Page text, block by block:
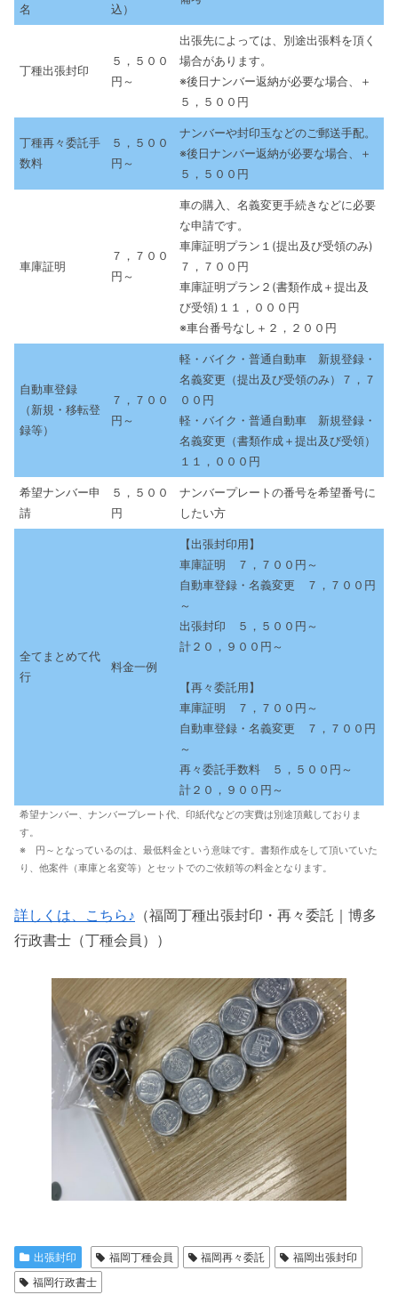
名 込）
丁種出張封印
５，５００
円～
出張先によっては、別途出張料を頂く
場合があります。
※後日ナンバー返納が必要な場合、＋
５，５００円
丁種再々委託手
数料
５，５００
円～
ナンバーや封印玉などのご郵送手配。
※後日ナンバー返納が必要な場合、＋
５，５００円
車庫証明
７，７００
円～
車の購入、名義変更手続きなどに必要
な申請です。
車庫証明プラン１(提出及び受領のみ)
７，７００円
車庫証明プラン２(書類作成＋提出及
び受領)１１，０００円
※車台番号なし＋２，２００円
自動車登録
（新規・移転登
録等）
７，７００
円～
軽・バイク・普通自動車 新規登録・
名義変更（提出及び受領のみ）７，７
００円
軽・バイク・普通自動車 新規登録・
名義変更（書類作成＋提出及び受領）
１１，０００円
希望ナンバー申
請
５，５００
円
ナンバープレートの番号を希望番号に
したい方
全てまとめて代
行
料金一例
【出張封印用】
車庫証明 ７，７００円～
自動車登録・名義変更 ７，７００円
～
出張封印 ５，５００円～
計２０，９００円～
【再々委託用】
車庫証明 ７，７００円～
自動車登録・名義変更 ７，７００円
～
再々委託手数料 ５，５００円～
計２０，９００円～
希望ナンバー、ナンバープレート代、印紙代などの実費は別途頂戴しておりま
す。
※ 円～となっているのは、最低料金という意味です。書類作成をして頂いていた
り、他案件（車庫と名変等）とセットでのご依頼等の料金となります。
詳しくは、こちら♪ （福岡丁種出張封印・再々委託｜博多
行政書士（丁種会員））
出張封印 福岡丁種会員 福岡再々委託
福岡出張封印
福岡行政書士